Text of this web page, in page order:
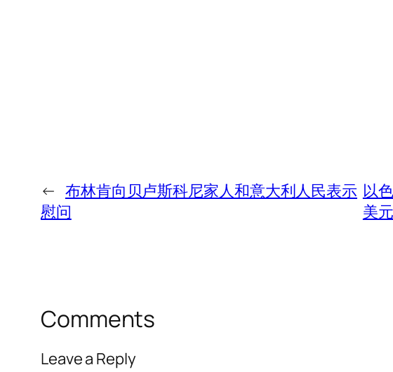
← 布林肯向贝卢斯科尼家人和意大利人民表示
慰问
以
美元
Comments
Leave a Reply